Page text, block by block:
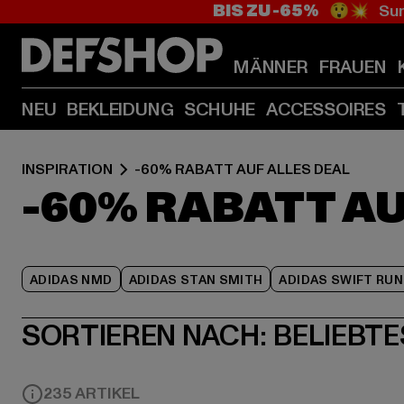
BIS ZU -65% 😲💥
MÄNNER FRAUEN
NEU BEKLEIDUNG SCHUHE ACCESSOIRES
INSPIRATION -60% RABATT AUF ALLES DEAL
-60% RABATT
ADIDAS NMD ADIDAS STAN SMITH ADIDAS SWIFT RUN
SORTIEREN NACH:
235 ARTIKEL